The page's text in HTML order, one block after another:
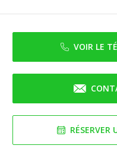
VOIR LE
RÉSERVER